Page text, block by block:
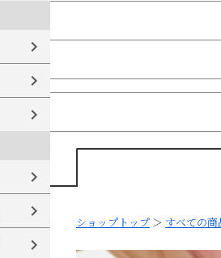
ショップトップ ＞ すべての商